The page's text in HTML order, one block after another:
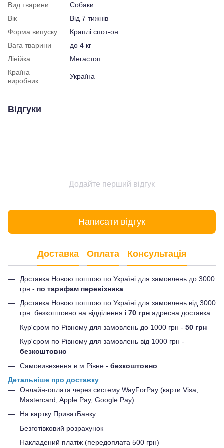
Вид тварини
Собаки
Вік
Від 7 тижнів
Форма випуску
Краплі спот-он
Вага тварини
до 4 кг
Лінійка
Мегастоп
Країна
виробник
Україна
Відгуки
Додайте перший відгук
Написати відгук
Доставка Оплата Консультація
Доставка Новою поштою по Україні для замовлень до 3000
грн - по тарифам перевізника
Доставка Новою поштою по Україні для замовлень від 3000
грн: безкоштовно на відділення і 70 грн адресна доставка
Кур'єром по Рівному для замовлень до 1000 грн - 50 грн
Кур'єром по Рівному для замовлень від 1000 грн -
безкоштовно
Самовивезення в м.Рівне - безкоштовно
Детальніше про доставку
Онлайн-оплата через систему WayForPay (карти Visa,
Mastercard, Apple Pay, Google Pay)
На картку ПриватБанку
Безготівковий розрахунок
Накладений платіж (передоплата 500 грн)